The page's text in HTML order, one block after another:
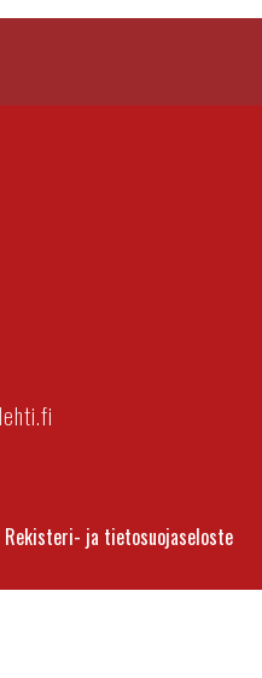
Rekisteri- ja tietosuojaseloste